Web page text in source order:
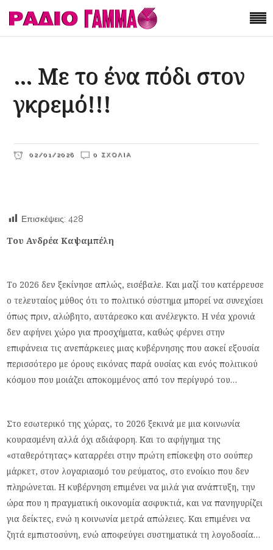
… Με το ένα πόδι στον
γκρεμό!!!
02/01/2026 0 ΣΧΌΛΙΑ
Επισκέψεις: 428
Του Ανδρέα Καψαμπέλη
Το 2026 δεν ξεκίνησε απλώς, εισέβαλε. Και μαζί του κατέρρευσε
ο τελευταίος μύθος ότι το πολιτικό σύστημα μπορεί να συνεχίσει
όπως πριν, αλώβητο, αυτάρεσκο και ανέλεγκτο. Η νέα χρονιά
δεν αφήνει χώρο για προσχήματα, καθώς φέρνει στην
επιφάνεια τις ανεπάρκειες μιας κυβέρνησης που ασκεί εξουσία
περισσότερο με όρους εικόνας παρά ουσίας και ενός πολιτικού
κόσμου που μοιάζει αποκομμένος από τον περίγυρό του…
Στο εσωτερικό της χώρας, το 2026 ξεκινά με μια κοινωνία
κουρασμένη αλλά όχι αδιάφορη. Και το αφήγημα της
«σταθερότητας» καταρρέει στην πρώτη επίσκεψη στο σούπερ
μάρκετ, στον λογαριασμό του ρεύματος, στο ενοίκιο που δεν
πληρώνεται. Η κυβέρνηση επιμένει να μιλά για ανάπτυξη, την
ώρα που η πραγματική οικονομία ασφυκτιά, και να πανηγυρίζει
για δείκτες, ενώ η κοινωνία μετρά απώλειες. Και επιμένει να
ζητά εμπιστοσύνη, ενώ αποφεύγει συστηματικά τη λογοδοσία…